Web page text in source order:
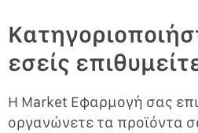
εσείς
Η Market Εφαρμογή σας
οργανώνετε τα προϊόντα